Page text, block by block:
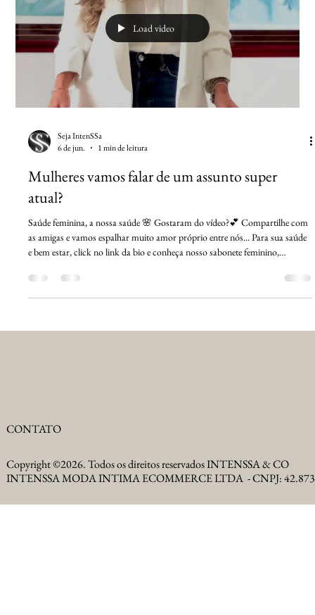
Load video
Seja IntenSSa
6 de jun.
1 min de leitura
Mulheres vamos falar de um assunto super
atual?
Saúde feminina, a nossa saúde 🌸 Gostaram do vídeo?💕 Compartilhe com
as amigas e vamos espalhar muito amor próprio entre nós... Para sua saúde
e bem estar, click no link da bio e conheça nosso sabonete feminino,
CONTATO
Copyright ©2026. Todos os direitos reservados INTENSSA & CO​
INTENSSA MODA INTIMA ECOMMERCE LTDA - CNPJ: